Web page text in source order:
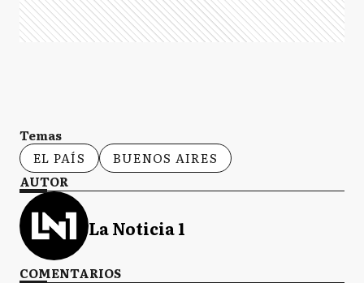
Temas
EL PAÍS
BUENOS AIRES
AUTOR
La Noticia 1
COMENTARIOS